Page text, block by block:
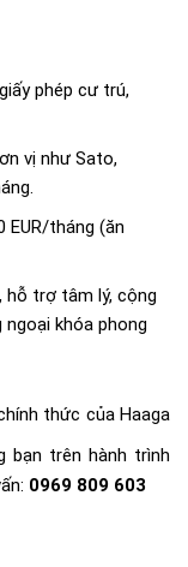
phép cư trú,
vị như Sato,
EUR/tháng (ăn
hỗ trợ tâm lý, cộng
khóa phong
thức của Haaga
bạn trên hành trình
0969 809 603